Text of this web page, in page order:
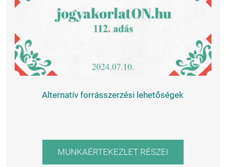
Alternatív forrásszerzési lehetőségek
MUNKAÉRTEKEZLET RÉSZEI